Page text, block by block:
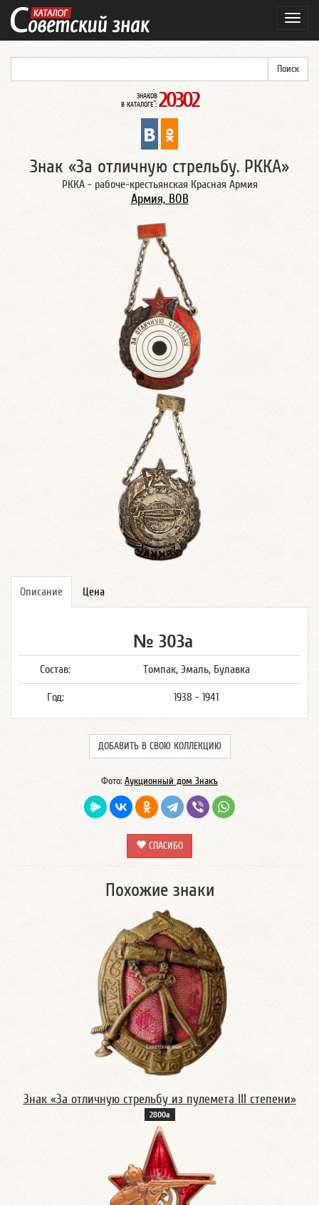
ЗНАКОВ
В КАТАЛОГЕ*: 20302
Знак «За отличную стрельбу. РККА»
РККА - рабоче-крестьянская Красная Армия
Армия, ВОВ
Описание Цена
№ 303а
Состав: Томпак, Эмаль, Булавка
Год: 1938 - 1941
ДОБАВИТЬ В СВОЮ КОЛЛЕКЦИЮ
Фото: Аукционный дом Знакъ
СПАСИБО
Похожие знаки
Знак «За отличную стрельбу из пулемета III степени»
2800а